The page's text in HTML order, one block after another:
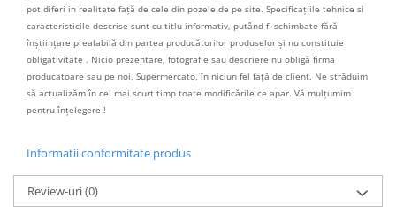
pot diferi in realitate față de cele din pozele de pe site. Specificațiile tehnice si
caracteristicile descrise sunt cu titlu informativ, putând fi schimbate fără
înștiințare prealabilă din partea producătorilor produselor și nu constituie
obligativitate . Nicio prezentare, fotografie sau descriere nu obligă firma
producatoare sau pe noi, Supermercato, în niciun fel față de client. Ne străduim
să actualizăm în cel mai scurt timp toate modificările ce apar. Vă mulțumim
pentru înțelegere !
Informatii conformitate produs
Review-uri(0)